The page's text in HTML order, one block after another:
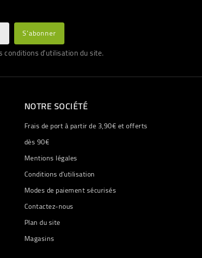
conditions d'utilisation du site.
NOTRE SOCIÉTÉ
Frais de port à partir de 3,90€ et offerts
dès 90€
Mentions légales
Conditions d'utilisation
Modes de paiement sécurisés
Contactez-nous
Plan du site
Magasins